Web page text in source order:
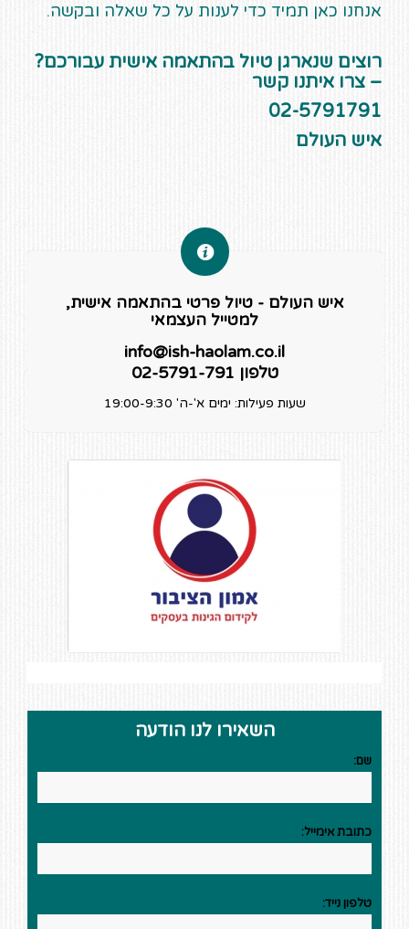
אנחנו כאן תמיד כדי לענות על כל שאלה ובקשה.
רוצים שנארגן טיול בהתאמה אישית עבורכם?
– צרו איתנו קשר
02-5791791
איש העולם
איש העולם - טיול פרטי בהתאמה אישית,
למטייל העצמאי
info@ish-haolam.co.il
טלפון 02-5791-791
שעות פעילות: ימים א'-ה' 19:00-9:30
השאירו לנו הודעה
שם:
כתובת אימייל:
טלפון נייד: